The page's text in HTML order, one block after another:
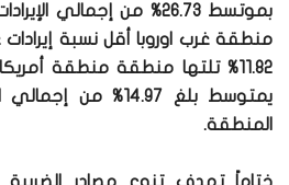
بموتسط 26.73% من إجمالي
منطقة غرب اوروبا أقل نسبة
11.82% تلتها منطقة منطقة أمريكا
يمتوسط بلغ 14.97%
المنطقة.
ختاماً تهدف تنوع مصادر